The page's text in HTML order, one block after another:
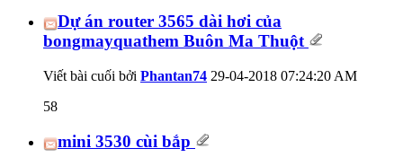
Dự án router 3565 dài hơi của
bongmayquathem Buôn Ma Thuột
Viết bài cuối bởi Phantan74 29-04-2018 07:24:20 AM
58
mini 3530 cùi bắp